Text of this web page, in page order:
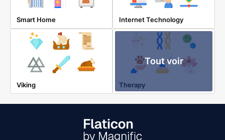
Smart Home Internet Technology
Viking
Tout voir
Therapy